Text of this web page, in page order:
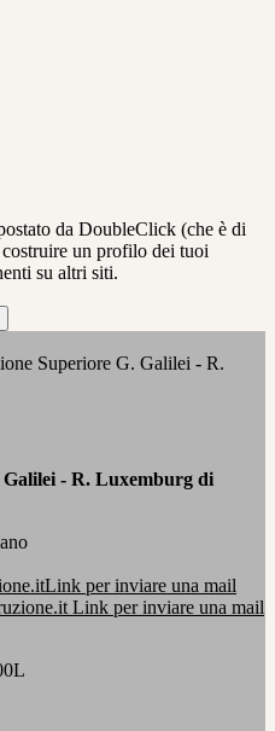
da DoubleClick (che è di
un profilo dei tuoi
su altri siti.
Superiore G. Galilei - R.
- R. Luxemburg di
Link per inviare una mail
Link per inviare una mail